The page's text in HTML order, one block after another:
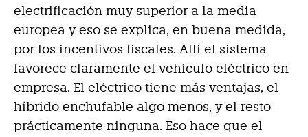
electrificación muy superior a la media
europea y eso se explica, en buena medida,
por los incentivos fiscales. Allí el sistema
favorece claramente el vehículo eléctrico en
empresa. El eléctrico tiene más ventajas, el
híbrido enchufable algo menos, y el resto
prácticamente ninguna. Eso hace que el